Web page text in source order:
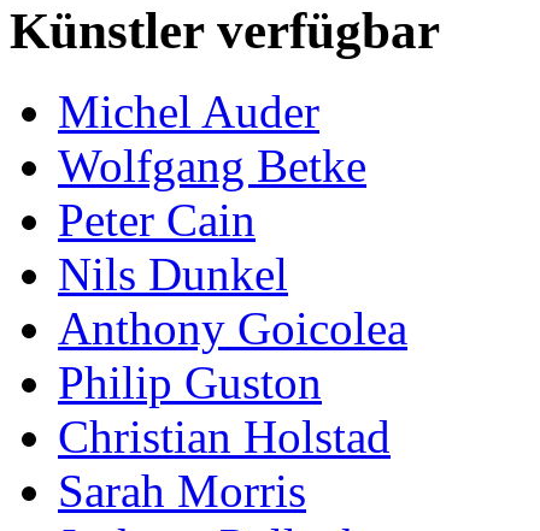
Künstler verfügbar
Michel Auder
Wolfgang Betke
Peter Cain
Nils Dunkel
Anthony Goicolea
Philip Guston
Christian Holstad
Sarah Morris